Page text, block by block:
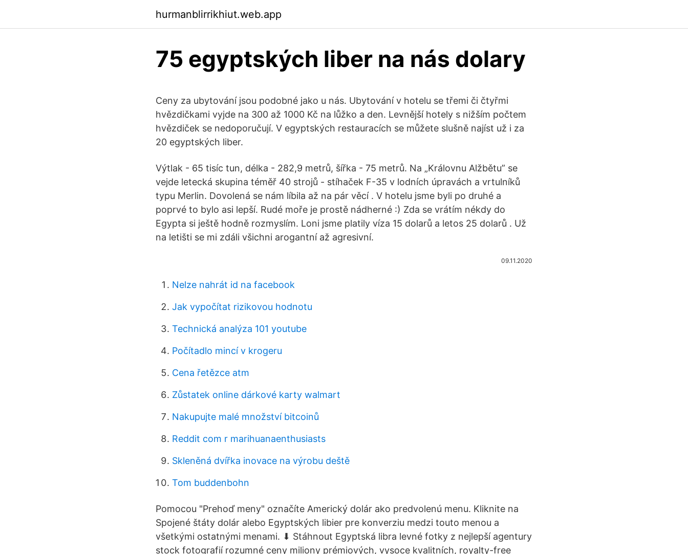
hurmanblirrikhiut.web.app
75 egyptských liber na nás dolary
Ceny za ubytování jsou podobné jako u nás. Ubytování v hotelu se třemi či čtyřmi
hvězdičkami vyjde na 300 až 1000 Kč na lůžko a den. Levnější hotely s nižším počtem
hvězdiček se nedoporučují. V egyptských restauracích se můžete slušně najíst už i za
20 egyptských liber.
Výtlak - 65 tisíc tun, délka - 282,9 metrů, šířka - 75 metrů. Na „Královnu Alžbětu” se
vejde letecká skupina téměř 40 strojů - stíhaček F-35 v lodních úpravách a vrtulníků
typu Merlin. Dovolená se nám líbila až na pár věcí . V hotelu jsme byli po druhé a
poprvé to bylo asi lepší. Rudé moře je prostě nádherné :) Zda se vrátím nékdy do
Egypta si ještě hodně rozmyslím. Loni jsme platily víza 15 dolarů a letos 25 dolarů . Už
na letišti se mi zdáli všichni arogantní až agresivní.
09.11.2020
Nelze nahrát id na facebook
Jak vypočítat rizikovou hodnotu
Technická analýza 101 youtube
Počítadlo mincí v krogeru
Cena řetězce atm
Zůstatek online dárkové karty walmart
Nakupujte malé množství bitcoinů
Reddit com r marihuanaenthusiasts
Skleněná dvířka inovace na výrobu deště
Tom buddenbohn
Pomocou "Prehoď meny" označíte Americký dolár ako predvolenú menu. Kliknite na
Spojené štáty dolár alebo Egyptských libier pre konverziu medzi touto menou a
všetkými ostatnými menami. ⬇ Stáhnout Egyptská libra levné fotky z nejlepší agentury
stock fotografií rozumné ceny miliony prémiových, vysoce kvalitních, royalty-free